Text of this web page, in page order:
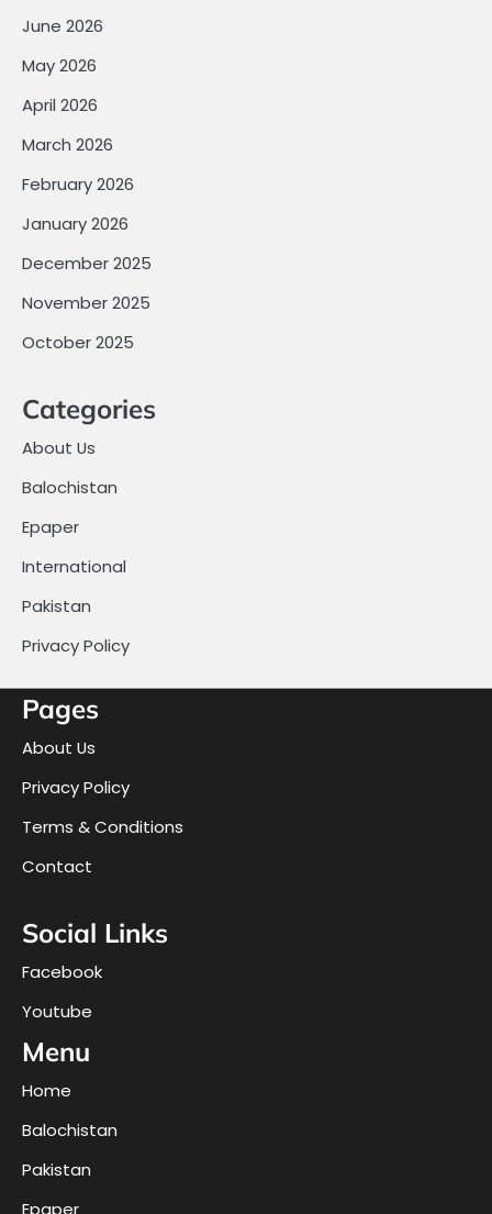
June 2026
May 2026
April 2026
March 2026
February 2026
January 2026
December 2025
November 2025
October 2025
Categories
About Us
Balochistan
Epaper
International
Pakistan
Privacy Policy
Pages
About Us
Privacy Policy
Terms & Conditions
Contact
Social Links
Facebook
Youtube
Menu
Home
Balochistan
Pakistan
Epaper